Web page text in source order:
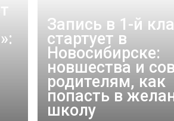
Запись в 1-й
стартует в
Новосибирске:
новшества и
родителям, как
попасть в
школу